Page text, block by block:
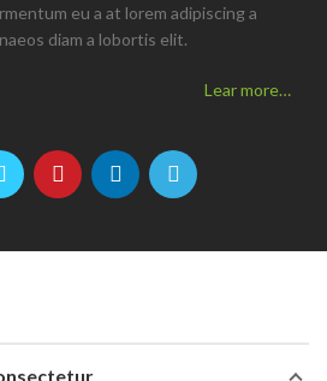
eu a at lorem adipiscing a
diam a lobortis elit.
Lear more…